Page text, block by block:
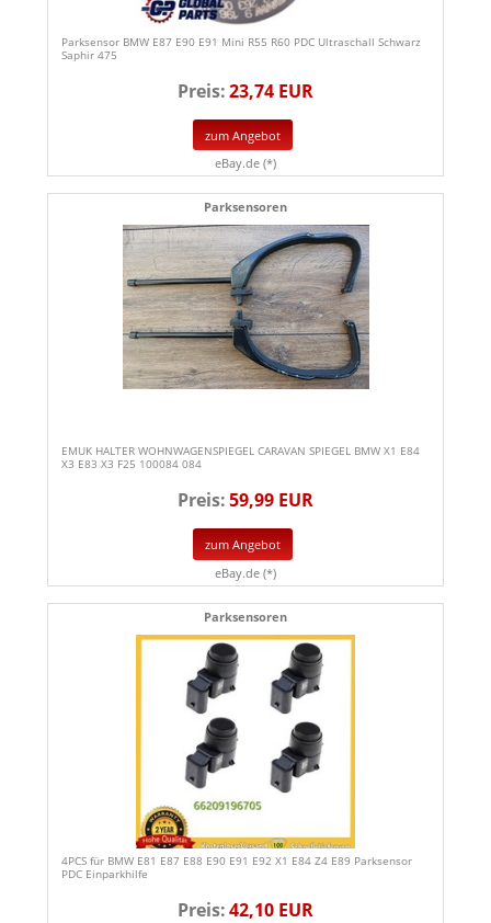
Parksensor BMW E87 E90 E91 Mini R55 R60 PDC Ultraschall Schwarz
Saphir 475
Preis:23,74 EUR
zum Angebot
eBay.de (*)
Parksensoren
EMUK HALTER WOHNWAGENSPIEGEL CARAVAN SPIEGEL BMW X1 E84
X3 E83 X3 F25 100084 084
Preis:59,99 EUR
zum Angebot
eBay.de (*)
Parksensoren
4PCS für BMW E81 E87 E88 E90 E91 E92 X1 E84 Z4 E89 Parksensor
PDC Einparkhilfe
Preis:42,10 EUR